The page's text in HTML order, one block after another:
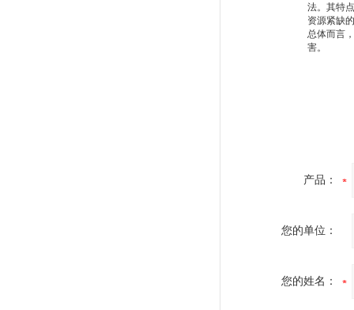
法。其特
资源紧缺
总体而言
害。
产品：
您的单位：
您的姓名：